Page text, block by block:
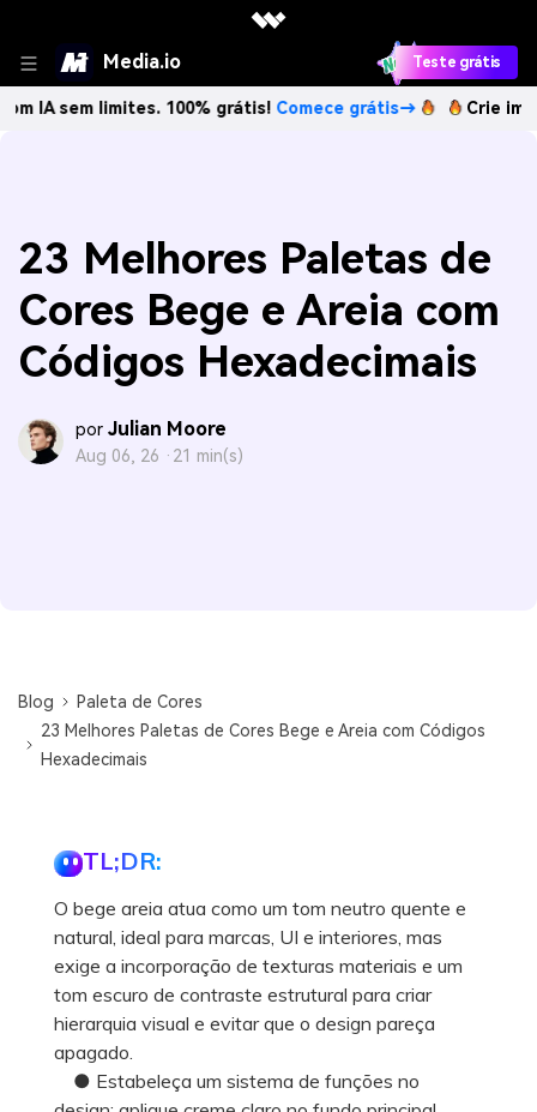
Media.io Teste grátis
limites. 100% grátis!Comece grátis→ Crie imagens
23 Melhores Paletas de
Cores Bege e Areia com
Códigos Hexadecimais
por Julian Moore
Aug 06, 26 · 21 min(s)
Blog
Paleta de Cores
23 Melhores Paletas de Cores Bege e Areia com Códigos
Hexadecimais
TL;DR:
O bege areia atua como um tom neutro quente e
natural, ideal para marcas, UI e interiores, mas
exige a incorporação de texturas materiais e um
tom escuro de contraste estrutural para criar
hierarquia visual e evitar que o design pareça
apagado.
● Estabeleça um sistema de funções no